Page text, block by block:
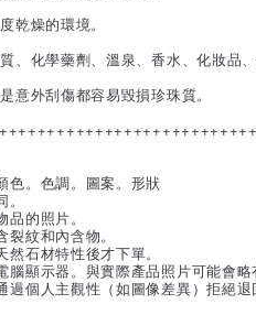
乾燥的環境。
、化學藥劑、溫泉、香水、化妝品、
意外刮傷都容易毀損珍珠質。
色。色調。圖案。形狀
的照片。
紋和內含物。
石材特性後才下單。
顯示器。與實際產品照片可能會
過個人主觀性（如圖像差異）拒絕退